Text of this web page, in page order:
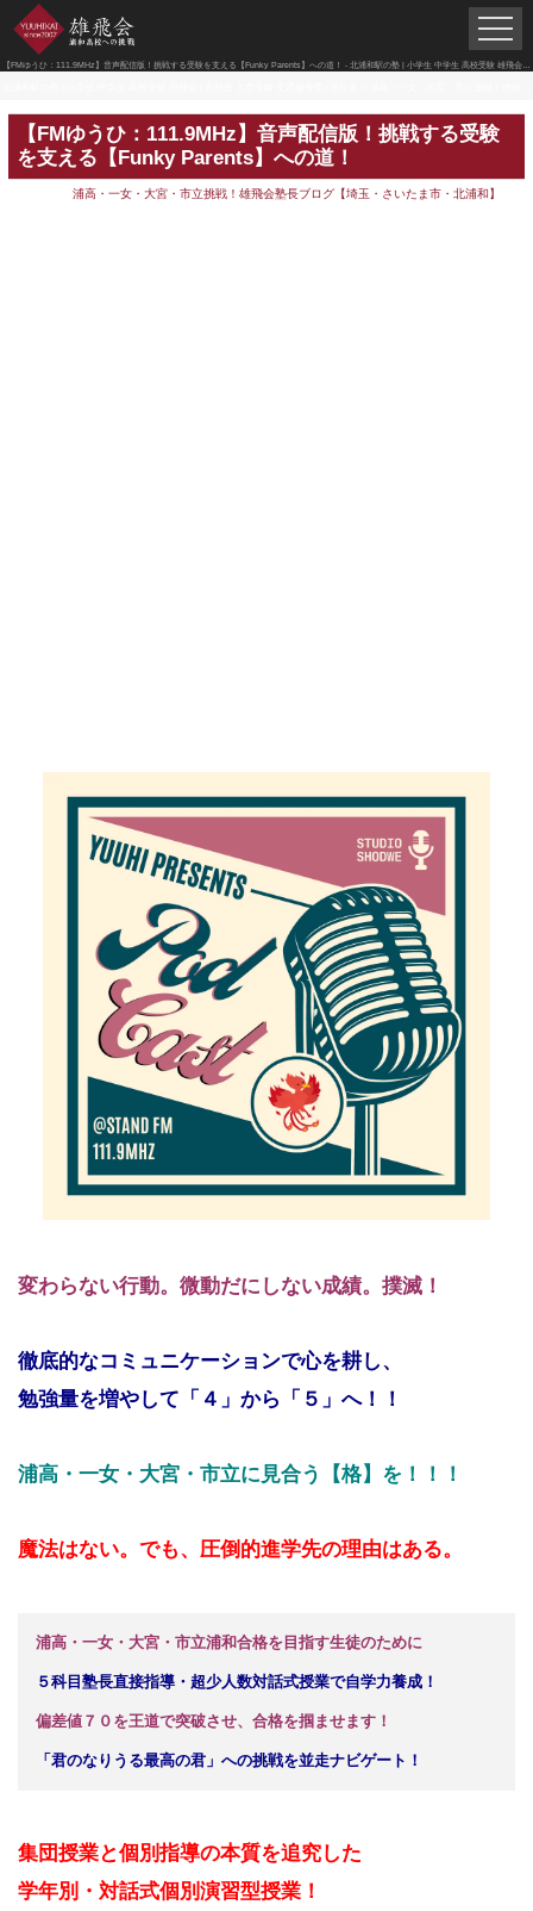
【FMゆうひ：111.9MHz】音声配信版！挑戦する受験
を支える【Funky Parents】への道！
浦高・一女・大宮・市立挑戦！雄飛会塾長ブログ【埼玉・さいたま市・北浦和】
変わらない行動。 微動だにしない成績。撲滅！
徹底的なコミュニケーションで心を耕し、
勉強量を増やして「４」から「５」へ！！
浦高・一女・大宮・市立に見合う 【格】を！！！
魔法はない。でも、圧倒的進学先の理由はある。
浦高・一女・大宮・市立浦和合格を目指す生徒のために
５科目塾長直接指導・超少人数対話式授業で自学力養成！
偏差値７０を王道で突破させ、合格を掴ませます！
「君のなりうる最高の君」への挑戦を並走ナビゲート！
集団授業と個別指導の本質を追究した
学年別・対話式個別演習型授業！